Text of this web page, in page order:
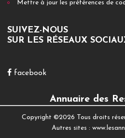
Mettre à jour les préférences de
SUIVEZ-NOUS
SUR LES RÉSEAUX
facebook
Annuaire des
Copyright ©2026 Tous droits
Autres sites :